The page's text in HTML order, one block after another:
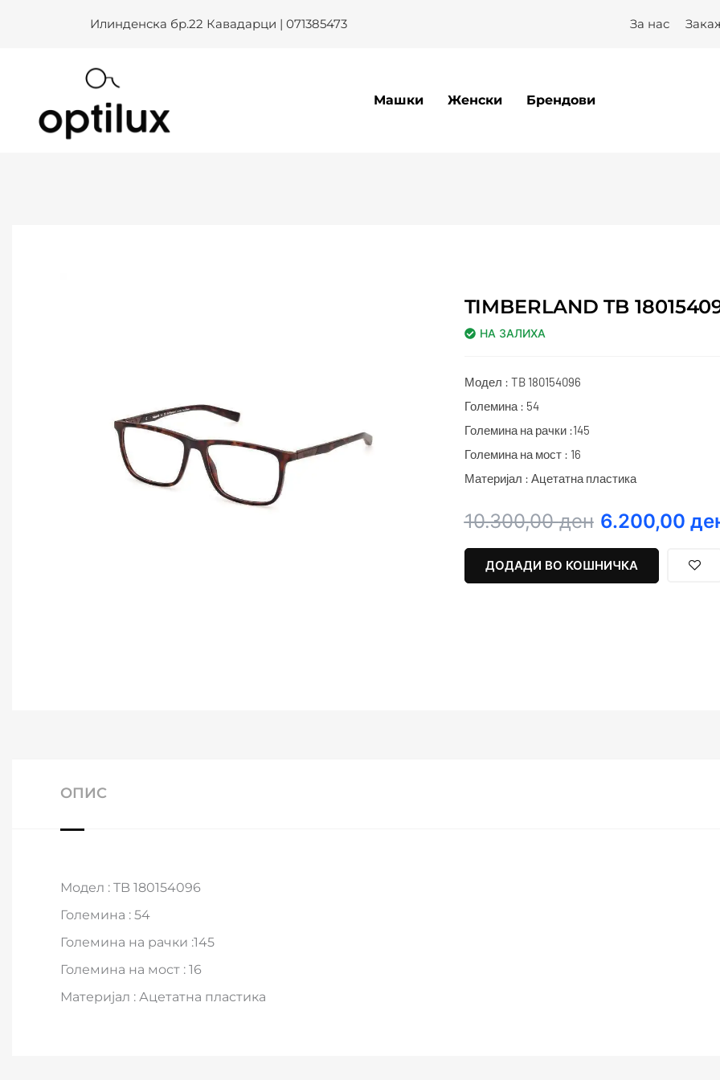
Илинденска бр.22 Кавадарци | 071385473 За нас
Машки Женски Брендови
TIMBERLAND TB
НА ЗАЛИХА
Модел : TB 180154096
Големина : 54
Големина на рачки :145
Големина на мост : 16
Материјал : Ацетатна пластика
10.300,00ден
Original
was:
10.300,00 ден.
6.200,00
Current
6.200,00 ден.
ДОДАДИ ВО КОШНИЧКА
ОПИС
Модел : TB 180154096
Големина : 54
Големина на рачки :145
Големина на мост : 16
Материјал : Ацетатна пластика